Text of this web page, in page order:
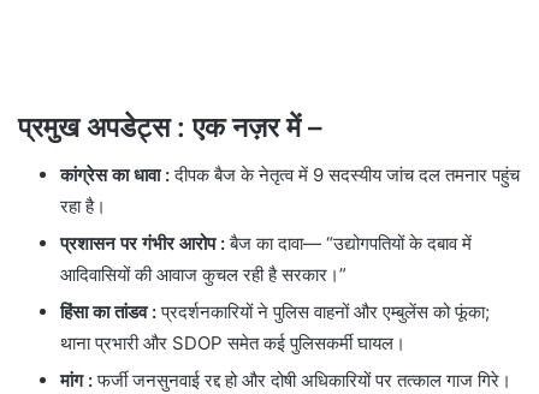
प्रमुख अपडेट्स : एक नज़र में–
कांग्रेस का धावा :दीपक बैज के नेतृत्व में 9 सदस्यीय जांच दल तमनार पहुंच
रहा है।
प्रशासन पर गंभीर आरोप :बैज का दावा— “उद्योगपतियों के दबाव में
आदिवासियों की आवाज कुचल रही है सरकार।”
हिंसा का तांडव :प्रदर्शनकारियों ने पुलिस वाहनों और एम्बुलेंस को फूंका;
थाना प्रभारी और SDOP समेत कई पुलिसकर्मी घायल।
मांग :फर्जी जनसुनवाई रद्द हो और दोषी अधिकारियों पर तत्काल गाज गिरे।